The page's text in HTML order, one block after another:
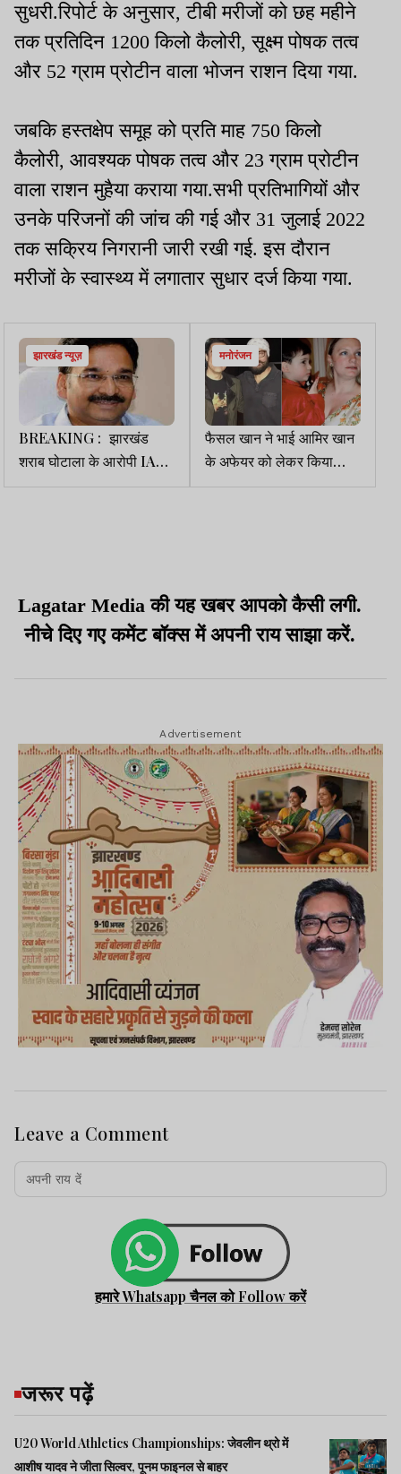
सुधरी.रिपोर्ट के अनुसार, टीबी मरीजों को छह महीने
तक प्रतिदिन 1200 किलो कैलोरी, सूक्ष्म पोषक तत्व
और 52 ग्राम प्रोटीन वाला भोजन राशन दिया गया.
जबकि हस्तक्षेप समूह को प्रति माह 750 किलो
कैलोरी, आवश्यक पोषक तत्व और 23 ग्राम प्रोटीन
वाला राशन मुहैया कराया गया.सभी प्रतिभागियों और
उनके परिजनों की जांच की गई और 31 जुलाई 2022
तक सक्रिय निगरानी जारी रखी गई. इस दौरान
मरीजों के स्वास्थ्य में लगातार सुधार दर्ज किया गया.
झारखंड न्यूज़
BREAKING : झारखंड
शराब घोटाला के आरोपी IAS
विनय चौबे को मिली बेल
मनोरंजन
फैसल खान ने भाई आमिर खान
के अफेयर को लेकर किया
सनसनीखेज खुलासा ,बोले
Lagatar Media की यह खबर आपको कैसी लगी.
नीचे दिए गए कमेंट बॉक्स में अपनी राय साझा करें.
Advertisement
Leave a Comment
हमारे Whatsapp चैनल को Follow करें
जरूर पढ़ें
U20 World Athletics Championships: जेवलीन थ्रो में
आशीष यादव ने जीता सिल्वर, पूनम फाइनल से बाहर